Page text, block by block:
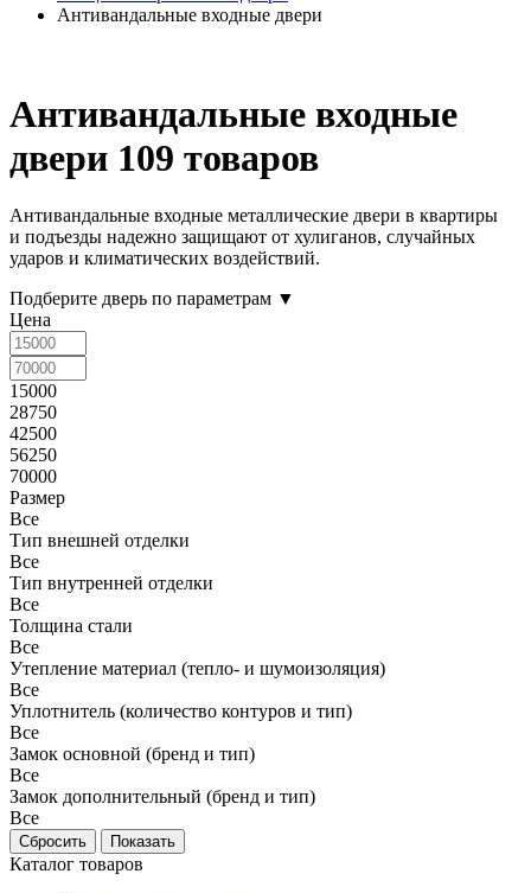
Антивандальные входные двери
Антивандальные входные
двери 109 товаров
Антивандальные входные металлические двери в квартиры
и подъезды надежно защищают от хулиганов, случайных
ударов и климатических воздействий.
Подберите дверь по параметрам ▼
Цена
15000
28750
42500
56250
70000
Размер
Все
Тип внешней отделки
Все
Тип внутренней отделки
Все
Толщина стали
Все
Утепление материал (тепло- и шумоизоляция)
Все
Уплотнитель (количество контуров и тип)
Все
Замок основной (бренд и тип)
Все
Замок дополнительный (бренд и тип)
Все
Каталог товаров